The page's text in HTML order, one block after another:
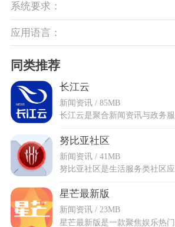
系统要求：
应用语言：
同类推荐
长江云
新闻资讯 / 85MB
努比亚社区
新闻资讯 / 41MB
星芒最新版
新闻资讯 / 23MB